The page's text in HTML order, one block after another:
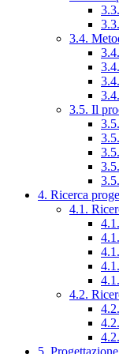
3.4.
3.5. Il
4. Ricerca
4.1.
4.2.
5.